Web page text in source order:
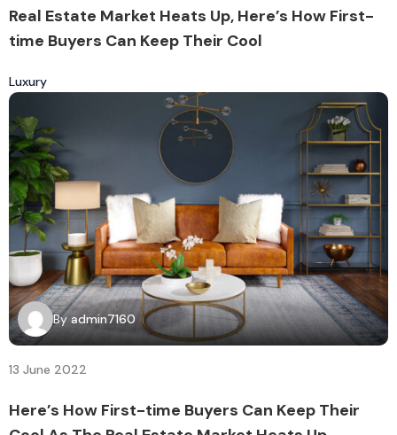
Real Estate Market Heats Up, Here’s How First-
time Buyers Can Keep Their Cool
Luxury
Byadmin7160
13 June 2022
Here’s How First-time Buyers Can Keep Their